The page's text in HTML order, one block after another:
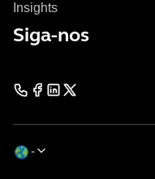
Insights
Siga-nos